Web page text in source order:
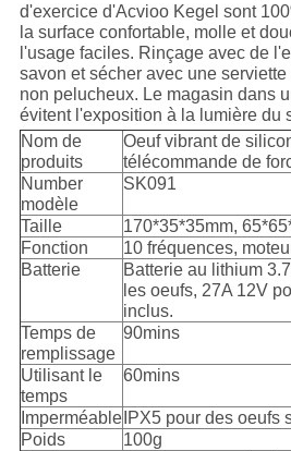
d'exercice d'Acvioo Kegel sont
la surface confortable, molle et
l'usage faciles. Rinçage avec de
savon et sécher avec une
non pelucheux. Le magasin dans
évitent l'exposition à la lumière du
Nom de
produits
Oeuf vibrant de
télécommande de
Number
modèle
SK091
Taille
170*35*35mm,
Fonction
10 fréquences,
Batterie
Batterie au lithium
les oeufs, 27A 12V
inclus.
Temps de
remplissage
90mins
Utilisant le
temps
60mins
Imperméable IPX5 pour des oeufs
Poids
100g